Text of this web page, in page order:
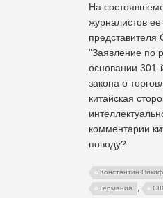
На
журналистов
"Заявление по
основании 301-
закона о
китайская
комментарии
поводу?
Константин
Германия ,